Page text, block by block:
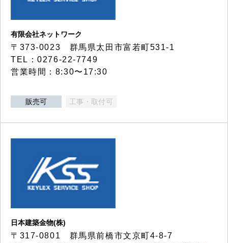
有限会社ネットワーク
〒373-0023 群馬県太田市富若町531-1
TEL：0276-22-7749
営業時間：8:30〜17:30
販売可 工事・取付可
日本建築金物(株)
〒317‐0801 群馬県前橋市文京町4-8-7